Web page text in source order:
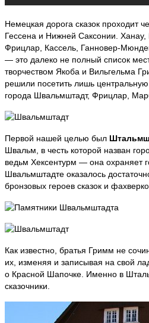
Немецкая дорога сказок проходит
Гессена и Нижней Саксонии.
Фрицлар, Кассель, Ганновер-
— это далеко не полный список
творчеством Якоба и Вильгельма
решили посетить лишь
города Швальмштадт, Фрицлар,
Первой нашей целью был
Швальм, в честь которой назван
ведьм Хексентурм — она охраняет
Швальмштадте оказалось
бронзовых героев сказок и
Как известно, братья Гримм не
их, изменяя и записывая на свой
о Красной Шапочке. Именно в
сказочники.